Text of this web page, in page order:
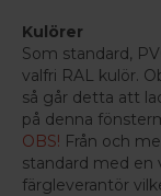
Kulörer
Som standard,
valfri RAL kulör.
så går detta att
på denna
OBS! Från och
standard med en
färgleverantör